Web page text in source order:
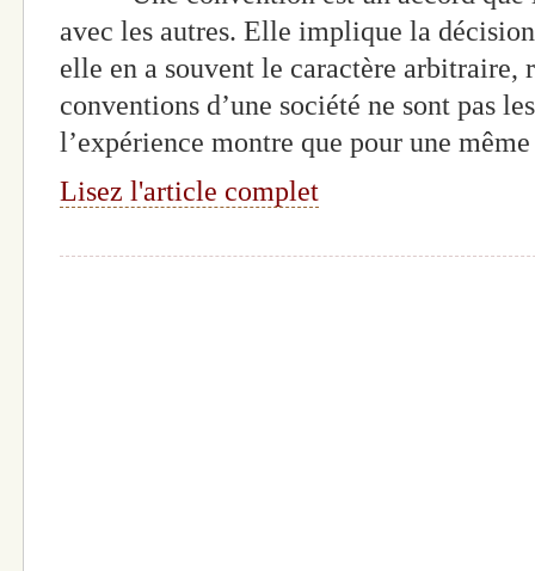
avec les autres. Elle implique la
elle en a souvent le caractère
conventions d’une société ne sont pas
l’expérience montre que pour une
Lisez l'article complet